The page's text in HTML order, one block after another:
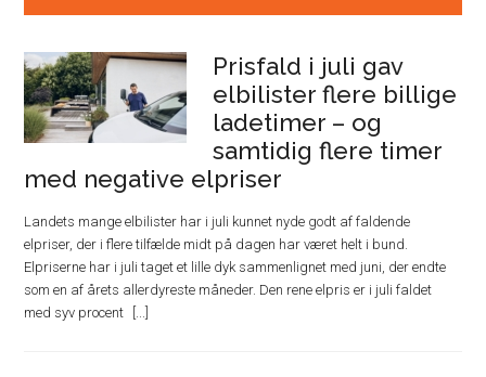
Prisfald i juli gav
elbilister flere billige
ladetimer – og
samtidig flere timer
med negative elpriser
Landets mange elbilister har i juli kunnet nyde godt af faldende
elpriser, der i flere tilfælde midt på dagen har været helt i bund.
Elpriserne har i juli taget et lille dyk sammenlignet med juni, der endte
som en af årets allerdyreste måneder. Den rene elpris er i juli faldet
med syv procent